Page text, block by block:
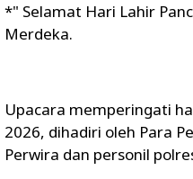
*" Selamat Hari Lahir
Merdeka.
Upacara memperingati
2026, dihadiri oleh Para
Perwira dan personil